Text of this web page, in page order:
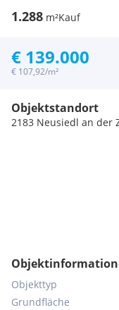
1.288 m²Kauf
€ 139.000
€ 107,92/m²
Objektstandort
2183 Neusiedl an der
Objekttyp
Grundfläche